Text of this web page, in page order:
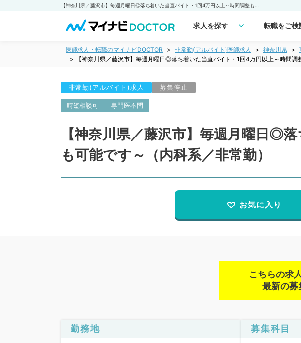
求人を探す 転職をご検
医師求人・転職のマイナビDOCTOR 非常勤(アルバイト)医師求人 神奈川県
【神奈川県／藤沢市】毎週月曜日◎落ち着いた当直バイト・1回4万円以上～時間調
非常勤(アルバイト)求人 募集停止
時短相談可 専門医不問
【神奈川県／藤沢市】毎週月曜日◎
も可能です～（内科系／非常勤）
お気に入り
こちらの求
最新の募
勤務地 募集科目